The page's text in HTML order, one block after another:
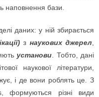
наповнення бази.
даних: у ній збирається
з наукових джерел
установи . Тобто, дані
наукової літератури,
і де вони роблять це. З
різні види